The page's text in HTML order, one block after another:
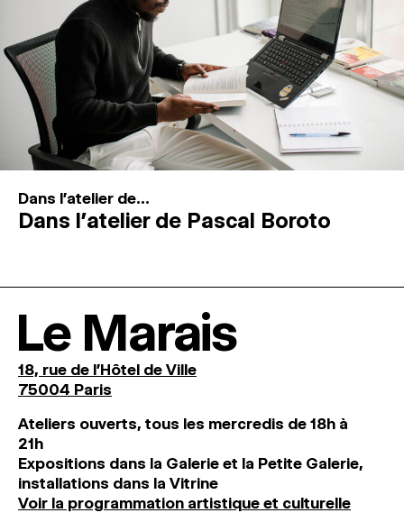
Dans l'atelier de...
Dans l’atelier de Pascal Boroto
Le Marais
18, rue de l'Hôtel de Ville
75004 Paris
Ateliers ouverts, tous les mercredis de 18h à
21h
Expositions dans la Galerie et la Petite Galerie,
installations dans la Vitrine
Voir la programmation artistique et culturelle